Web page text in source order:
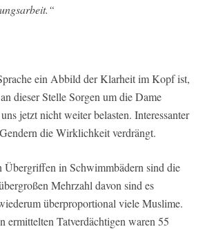
ein Abbild der Klarheit im Kopf ist,
dieser Stelle Sorgen um die Dame
jetzt nicht weiter belasten. Interessanter
die Wirklichkeit verdrängt.
Übergriffen in Schwimmbädern sind die
Mehrzahl davon sind es
überproportional viele Muslime.
ermittelten Tatverdächtigen waren 55